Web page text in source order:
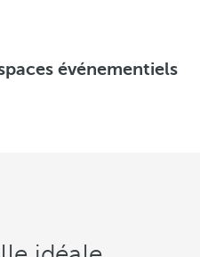
événementiels